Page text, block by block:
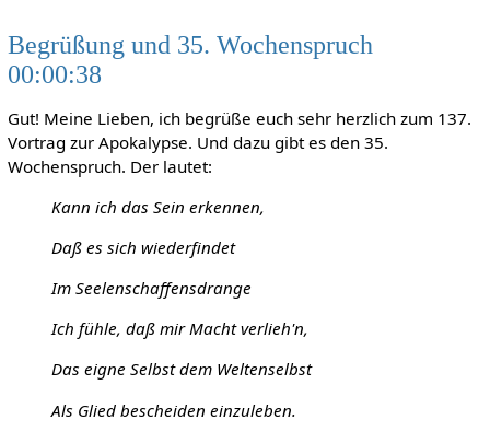
Begrüßung und 35. Wochenspruch
00:00:38
Gut! Meine Lieben, ich begrüße euch sehr herzlich zum 137.
Vortrag zur Apokalypse. Und dazu gibt es den 35.
Wochenspruch. Der lautet:
Kann ich das Sein erkennen,
Daß es sich wiederfindet
Im Seelenschaffensdrange
Ich fühle, daß mir Macht verlieh'n,
Das eigne Selbst dem Weltenselbst
Als Glied bescheiden einzuleben.